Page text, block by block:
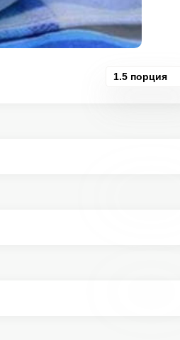
1.5 порция